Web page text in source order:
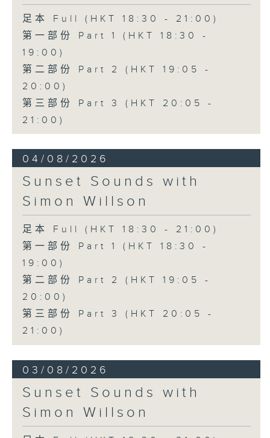
足本 Full (HKT 18:30 - 21:00)
第一部份 Part 1 (HKT 18:30 -
19:00)
第二部份 Part 2 (HKT 19:05 -
20:00)
第三部份 Part 3 (HKT 20:05 -
21:00)
04/08/2026
Sunset Sounds with
Simon Willson
足本 Full (HKT 18:30 - 21:00)
第一部份 Part 1 (HKT 18:30 -
19:00)
第二部份 Part 2 (HKT 19:05 -
20:00)
第三部份 Part 3 (HKT 20:05 -
21:00)
03/08/2026
Sunset Sounds with
Simon Willson